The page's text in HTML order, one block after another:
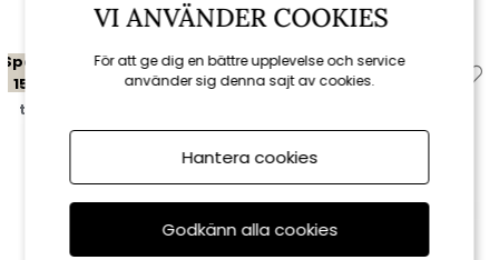
Spara
15%
till 16/8
Spara
15%
VI ANVÄNDER COOKIES
För att ge dig en bättre upplevelse och service
använder sig denna sajt av cookies.
Hantera cookies
Godkänn alla cookies